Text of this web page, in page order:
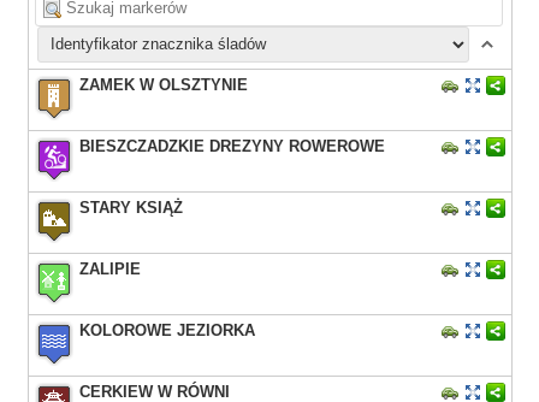
ZAMEK W OLSZTYNIE
BIESZCZADZKIE DREZYNY ROWEROWE
STARY KSIĄŻ
ZALIPIE
KOLOROWE JEZIORKA
CERKIEW W RÓWNI